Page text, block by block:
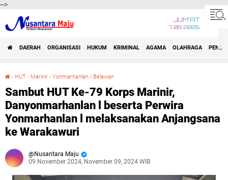
-->
JUM'AT
7 08 2026
DAERAH ORGANISASI HUKUM KRIMINAL AGAMA OLAHRAGA
› HUT › Marinir › Yonmarhanlan I Belawan
Sambut HUT Ke-79 Korps Marinir,
Danyonmarhanlan l beserta Perwira
Yonmarhanlan l melaksanakan Anjangsana
ke Warakawuri
Nusantara Maju
09 November 2024, November 09, 2024 WIB